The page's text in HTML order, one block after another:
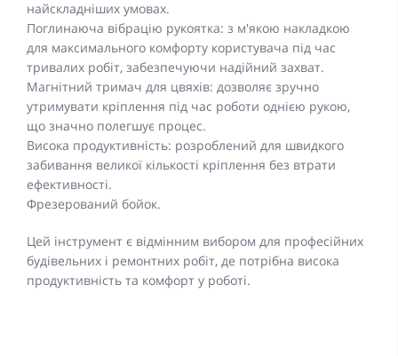
найскладніших умовах.
Поглинаюча вібрацію рукоятка: з м'якою накладкою
для максимального комфорту користувача під час
тривалих робіт, забезпечуючи надійний захват.
Магнітний тримач для цвяхів: дозволяє зручно
утримувати кріплення під час роботи однією рукою,
що значно полегшує процес.
Висока продуктивність: розроблений для швидкого
забивання великої кількості кріплення без втрати
ефективності.
Фрезерований бойок.
Цей інструмент є відмінним вибором для професійних
будівельних і ремонтних робіт, де потрібна висока
продуктивність та комфорт у роботі.